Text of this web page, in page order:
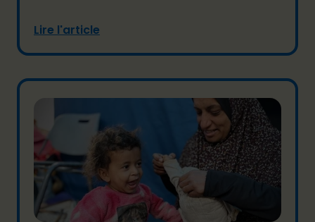
Lire l'article